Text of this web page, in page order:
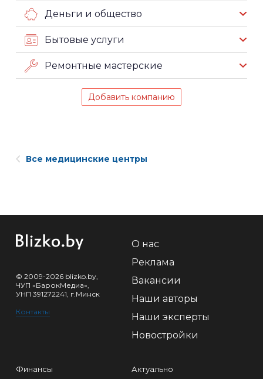
Деньги и общество
Бытовые услуги
Ремонтные мастерские
Добавить компанию
Все медицинские центры
© 2009-2026 blizko.by,
ЧУП «БарокМедиа»,
УНП 391272241, г.Минск
Контакты
О нас
Реклама
Вакансии
Наши авторы
Наши эксперты
Новостройки
Финансы
Актуально